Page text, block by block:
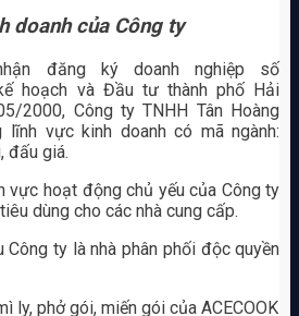
doanh của Công ty
đăng ký doanh nghiệp số
hoạch và Đầu tư thành phố Hải
2000, Công ty TNHH Tân Hoàng
lĩnh vực kinh doanh có mã ngành:
đấu giá.
vực hoạt động chủ yếu của Công ty
dùng cho các nhà cung cấp.
Công ty là nhà phân phối độc quyền
ly, phở gói, miến gói của ACECOOK